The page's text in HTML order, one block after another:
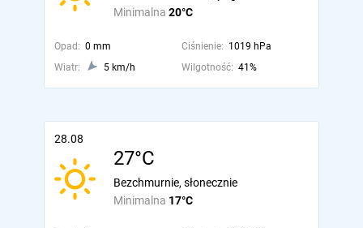
Minimalna 20°C
Opad: 0 mm Ciśnienie: 1019 hPa
Wiatr:
5 km/h Wilgotność: 41%
28.08
27°C
Minimalna 17°C
Bezchmurnie, słonecznie